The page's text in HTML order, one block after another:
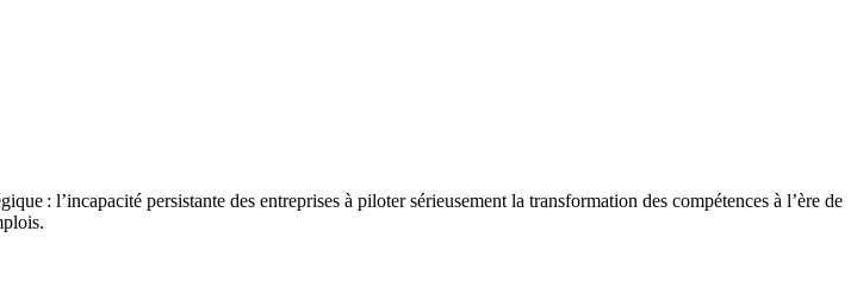
: l’incapacité persistante des entreprises à piloter sérieusement la transformation des compétences à l’ère de